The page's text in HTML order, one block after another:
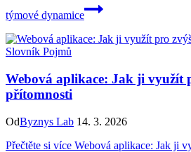
týmové dynamice
Slovník Pojmů
Webová aplikace: Jak ji využít
přítomnosti
OdByznys Lab 14. 3. 2026
Přečtěte si více Webová aplikace: Jak ji